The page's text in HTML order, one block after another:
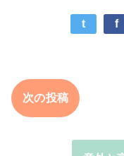
t f
次の投稿